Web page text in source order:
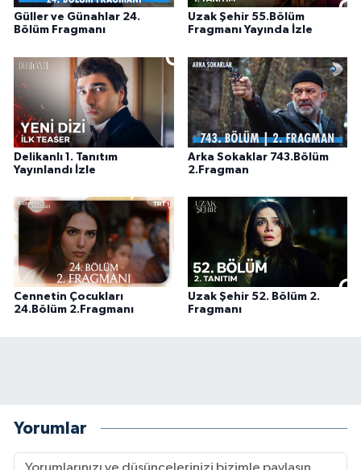
Güller ve Günahlar 24.
Bölüm Fragmanı
Uzak Şehir 55.Bölüm
Fragmanı Yayında İzle
Delikanlı 1. Tanıtım
Yayınlandı İzle
Arka Sokaklar 743.Bölüm
2.Fragman
Cennetin Çocukları
24.Bölüm 2.Fragmanı
Uzak Şehir 52. Bölüm 2.
Fragmanı
Yorumlar